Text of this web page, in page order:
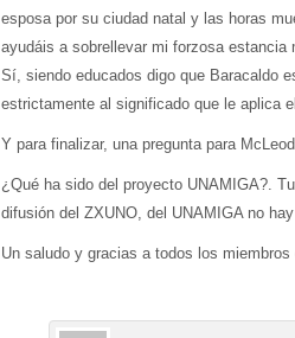
esposa por su ciudad natal y las horas
ayudáis a sobrellevar mi forzosa estancia
Sí, siendo educados digo que Baracaldo
estrictamente al significado que le aplica
Y para finalizar, una pregunta para
¿Qué ha sido del proyecto UNAMIGA?.
difusión del ZXUNO, del UNAMIGA no
Un saludo y gracias a todos los